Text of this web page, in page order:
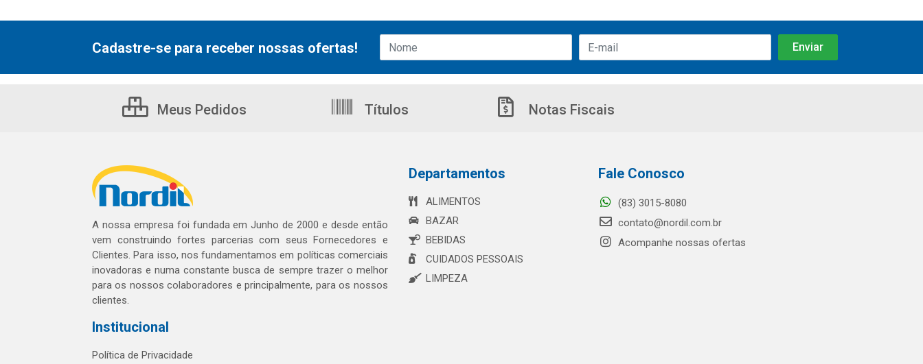
Cadastre-se para receber nossas ofertas!
Meus Pedidos Títulos Notas Fiscais
A nossa empresa foi fundada em Junho de 2000 e desde então
vem construindo fortes parcerias com seus Fornecedores e
Clientes. Para isso, nos fundamentamos em políticas comerciais
inovadoras e numa constante busca de sempre trazer o melhor
para os nossos colaboradores e principalmente, para os nossos
clientes.
Institucional
Política de Privacidade
Departamentos
ALIMENTOS
BAZAR
BEBIDAS
CUIDADOS PESSOAIS
LIMPEZA
Fale Conosco
(83) 3015-8080
contato@nordil.com.br
Acompanhe nossas ofertas